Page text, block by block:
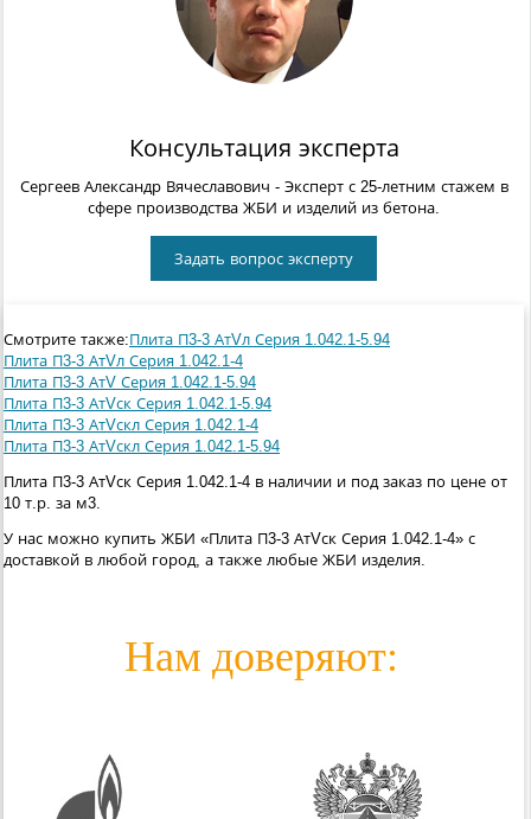
Консультация эксперта
Сергеев Александр Вячеславович - Эксперт с 25-летним стажем в
сфере производства ЖБИ и изделий из бетона.
Задать вопрос эксперту
Смотрите также:Плита П3-3 АтVл Серия 1.042.1-5.94
Плита П3-3 АтVл Серия 1.042.1-4
Плита П3-3 АтV Серия 1.042.1-5.94
Плита П3-3 АтVск Серия 1.042.1-5.94
Плита П3-3 АтVскл Серия 1.042.1-4
Плита П3-3 АтVскл Серия 1.042.1-5.94
Плита П3-3 АтVск Серия 1.042.1-4 в наличии и под заказ по цене от
10 т.р. за м3.
У нас можно купить ЖБИ «Плита П3-3 АтVск Серия 1.042.1-4» с
доставкой в любой город, а также любые ЖБИ изделия.
Нам доверяют: